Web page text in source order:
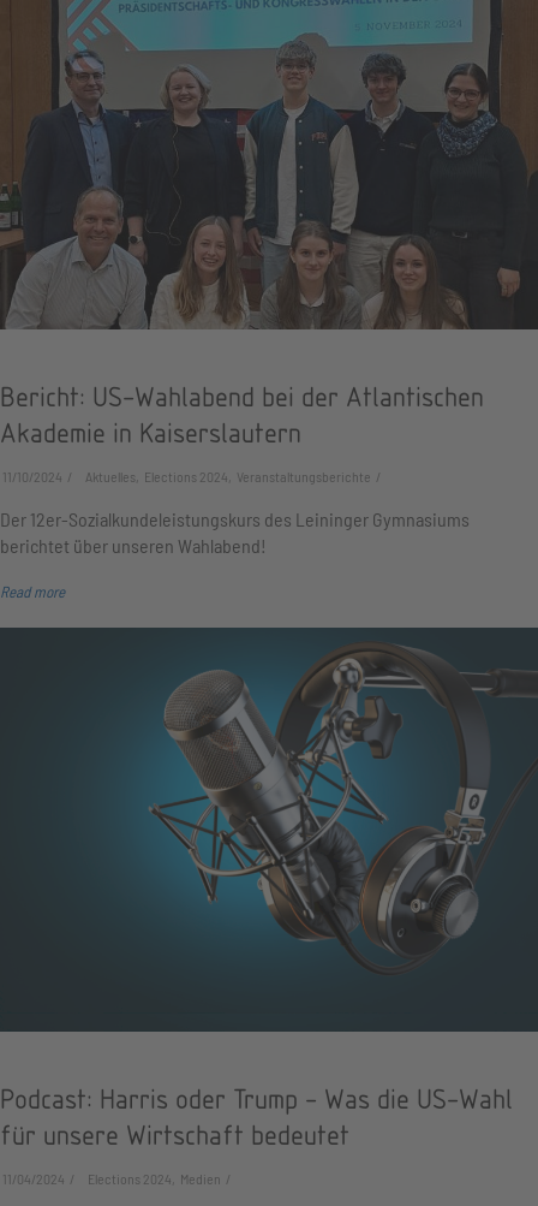
Bericht: US-Wahlabend bei der Atlantischen
Akademie in Kaiserslautern
11/10/2024 Aktuelles, Elections 2024, Veranstaltungsberichte
Der 12er-Sozialkundeleistungskurs des Leininger Gymnasiums
berichtet über unseren Wahlabend!
Read more
Podcast: Harris oder Trump - Was die US-Wahl
für unsere Wirtschaft bedeutet
11/04/2024 Elections 2024, Medien